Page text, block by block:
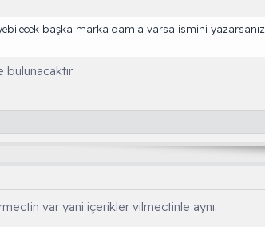
başka marka damla varsa ismini yazarsanız
var yani içerikler vilmectinle aynı.